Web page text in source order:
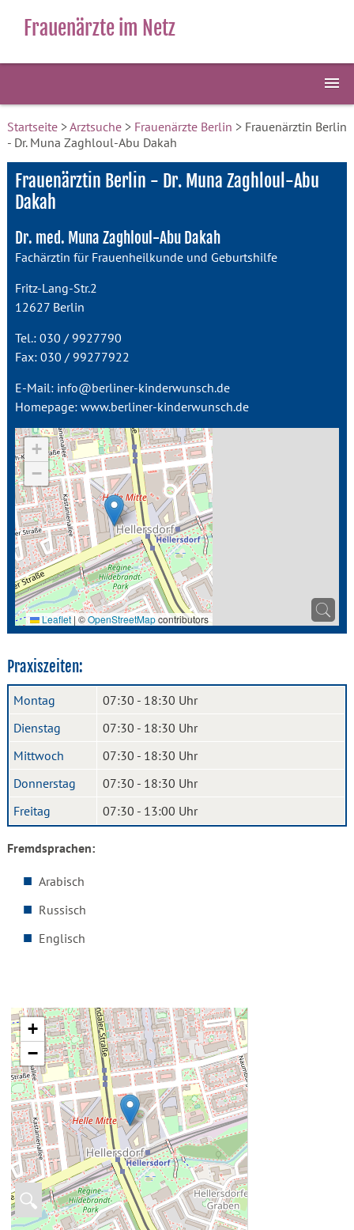
Frauenärzte im Netz
Startseite>Arztsuche> Frauenärzte Berlin > Frauenärztin Berlin
- Dr. Muna Zaghloul-Abu Dakah
Frauenärztin Berlin - Dr. Muna Zaghloul-Abu
Dakah
Dr. med. Muna Zaghloul-Abu Dakah
Fachärztin für Frauenheilkunde und Geburtshilfe
Fritz-Lang-Str.2
12627 Berlin
Tel.: 030 / 9927790
Fax: 030 / 99277922
E-Mail: info@berliner-kinderwunsch.de
Homepage: www.berliner-kinderwunsch.de
+
−
Leaflet | ©OpenStreetMapcontributors
Praxiszeiten:
Montag
07:30 - 18:30 Uhr
Dienstag
07:30 - 18:30 Uhr
Mittwoch
07:30 - 18:30 Uhr
Donnerstag
07:30 - 18:30 Uhr
Freitag
07:30 - 13:00 Uhr
Fremdsprachen:
Arabisch
Russisch
Englisch
🔍
+
−